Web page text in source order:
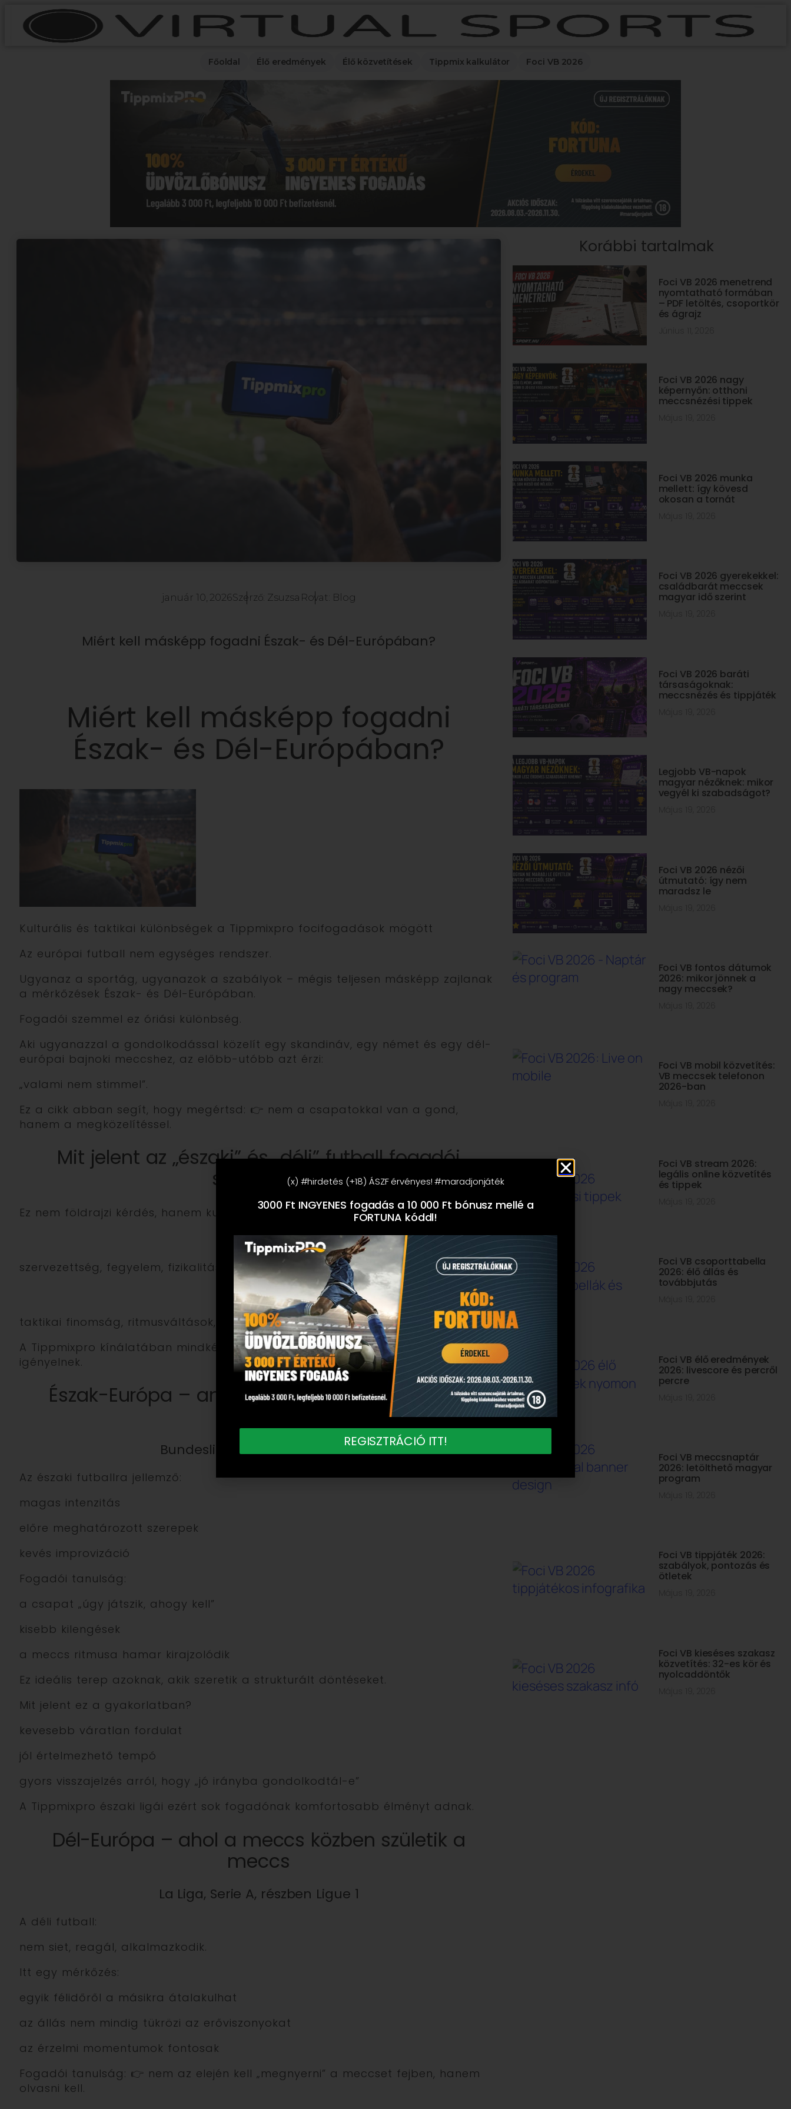
Főoldal Élő eredmények Élő közvetítések Tippmix kalkulátor Foci VB 2026
január 10, 2026Szerző: Zsuzsa Rovat: Blog
Miért kell másképp fogadni Észak- és Dél-Európában?
Miért kell másképp fogadni
Észak- és Dél-Európában?
Kulturális és taktikai különbségek a Tippmixpro focifogadások mögött
Az európai futball nem egységes rendszer.
Ugyanaz a sportág, ugyanazok a szabályok – mégis teljesen másképp zajlanak
a mérkőzések Észak- és Dél-Európában.
Fogadói szemmel ez óriási különbség.
Aki ugyanazzal a gondolkodással közelít egy skandináv, egy német és egy dél-
európai bajnoki meccshez, az előbb-utóbb azt érzi:
„valami nem stimmel”.
Ez a cikk abban segít, hogy megértsd: 👉 nem a csapatokkal van a gond,
hanem a megközelítéssel.
Mit jelent az „északi” és „déli” futball fogadói
szemmel?
Ez nem földrajzi kérdés, hanem kultúra és mentalitás.
Észak-Európa:
szervezettség, fegyelem, fizikalitás, strukturált játék.
Dél-Európa:
taktikai finomság, ritmusváltások,érzelmi hullámzás, játékhelyzet-alapú döntések.
A Tippmixpro kínálatában mindkét világ jelen van – de más olvasatot
igényelnek.
Észak-Európa – amikor a rendszer erősebb az
Bundesliga és skandináv ligák
Az északi futballra jellemző:
magas intenzitás
előre meghatározott szerepek
kevés improvizáció
Fogadói tanulság:
a csapat „úgy játszik, ahogy kell”
kisebb kilengések
a meccs ritmusa hamar kirajzolódik
Ez ideális terep azoknak, akik szeretik a strukturált döntéseket.
Mit jelent ez a gyakorlatban?
kevesebb váratlan fordulat
jól értelmezhető tempó
gyors visszajelzés arról, hogy „jó irányba gondolkodtál-e”
A Tippmixpro északi ligái ezért sok fogadónak komfortosabb élményt adnak.
Dél-Európa – ahol a meccs közben születik a
meccs
La Liga, Serie A, részben Ligue 1
A déli futball:
nem siet, reagál, alkalmazkodik.
Itt egy mérkőzés:
egyik félidőről a másikra átalakulhat
az állás nem mindig tükrözi az erőviszonyokat
az érzelmi momentumok fontosak
Fogadói tanulság: 👉 nem az elején kell „megnyerni” a meccset fejben, hanem
olvasni kell.
Korábbi tartalmak
Foci VB 2026 menetrend
nyomtatható formában
– PDF letöltés, csoportkör
és ágrajz
Foci VB 2026 nagy
képernyőn: otthoni
meccsnézési tippek
Foci VB 2026 munka
mellett: így kövesd
okosan a tornát
Foci VB 2026 gyerekekkel:
családbarát meccsek
magyar idő szerint
Foci VB 2026 baráti
társaságoknak:
meccsnézés és tippjáték
Legjobb VB-napok
magyar nézőknek: mikor
vegyél ki szabadságot?
Foci VB 2026 nézői
útmutató: így nem
maradsz le
Foci VB fontos dátumok
2026: mikor jönnek a
nagy meccsek?
Foci VB mobil közvetítés:
VB meccsek telefonon
2026-ban
Foci VB stream 2026:
legális online közvetítés
és tippek
Foci VB csoporttabella
2026: élő állás és
továbbjutás
Foci VB élő eredmények
2026: livescore és percről
percre
Foci VB meccsnaptár
2026: letölthető magyar
program
Foci VB tippjáték 2026:
szabályok, pontozás és
ötletek
Foci VB kieséses szakasz
közvetítés: 32-es kör és
nyolcaddöntők
(x) #hirdetés (+18) ÁSZF érvényes! #maradjonjáték
3000 Ft INGYENES fogadás a 10 000 Ft bónusz mellé a
FORTUNA kóddl!
REGISZTRÁCIÓ ITT!